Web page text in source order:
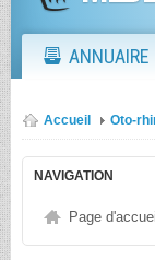
ANNUAIRE
Accueil Oto-
NAVIGATION
Page d'accueil